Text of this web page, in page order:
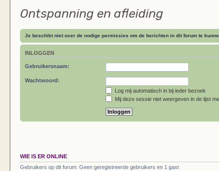
Ontspanning en afleiding
Je beschikt niet over de nodige permissies om de berichten in dit forum te
INLOGGEN
Gebruikersnaam:
Wachtwoord:
Log mij automatisch in bij ieder bezoek
Mij deze sessie niet weergeven in de lijst
WIE IS ER ONLINE
Gebruikers op dit forum: Geen geregistreerde gebruikers en 1 gast